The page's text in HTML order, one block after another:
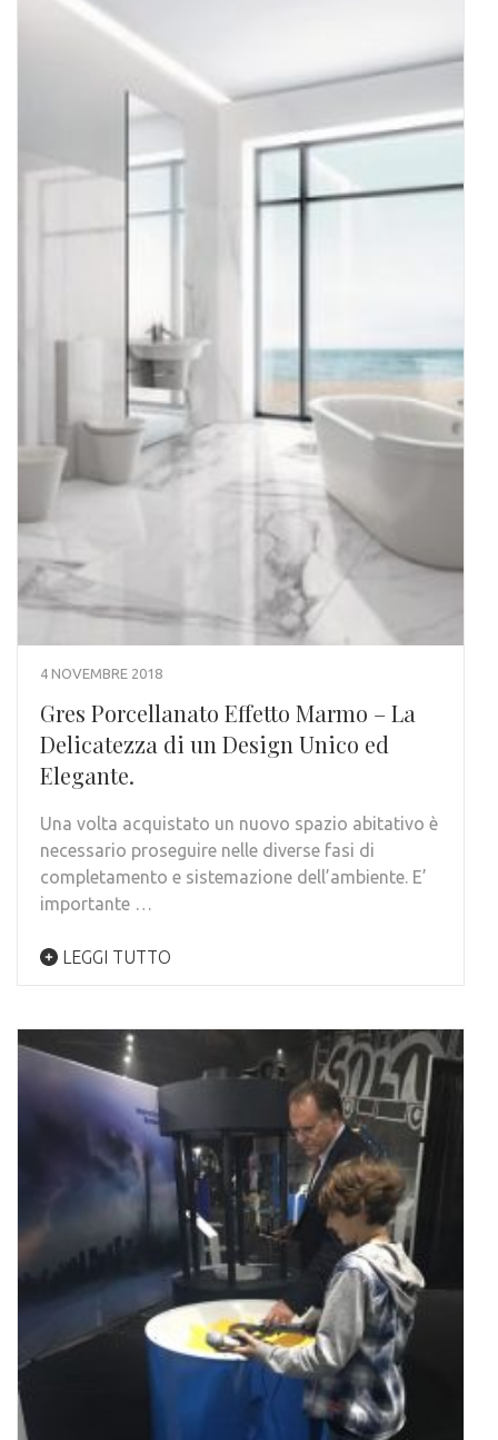
4 NOVEMBRE 2018
Gres Porcellanato Effetto Marmo – La
Delicatezza di un Design Unico ed
Elegante.
Una volta acquistato un nuovo spazio abitativo è
necessario proseguire nelle diverse fasi di
completamento e sistemazione dell’ambiente. E’
importante …
LEGGI TUTTO